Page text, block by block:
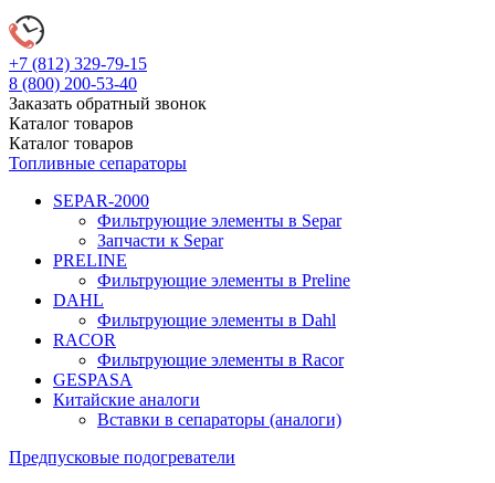
+7 (812) 329-79-15
8 (800) 200-53-40
Заказать обратный звонок
Каталог товаров
Каталог товаров
Топливные сепараторы
SEPAR-2000
Фильтрующие элементы в Separ
Запчасти к Separ
PRELINE
Фильтрующие элементы в Preline
DAHL
Фильтрующие элементы в Dahl
RACOR
Фильтрующие элементы в Racor
GESPASA
Китайские аналоги
Вставки в сепараторы (аналоги)
Предпусковые подогреватели